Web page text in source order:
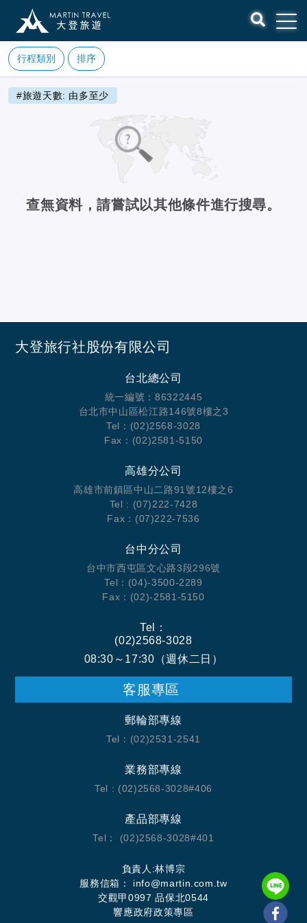
行程類別 排序
#旅遊天數: 由多至少
查無資料，請嘗試以其他條件進行搜尋。
大登旅行社股份有限公司
台北總公司
統一編號：86322445
台北市中山區松江路146號8樓之3
Tel：(02)2568-3028
Fax：(02)2581-5150
高雄分公司
高雄市前鎮區中山二路91號12樓之6
Tel : (07)222-7428
Fax：(07)222-7536
台中分公司
台中市西屯區文心路3段296號
Tel：(04)-3500-2289
Fax：(02)-2581-5150
Tel：
(02)2568-3028
08:30～17:30（週休二日）
客服專區
郵輪部專線
Tel：(02)2531-2541
業務部專線
Tel : (02)2568-3028#406
產品部專線
Tel： (02)2568-3028#401
負責人:林博宗
服務信箱： info@martin.com.tw
交觀甲0997 品保北0544
響應政府政策專區